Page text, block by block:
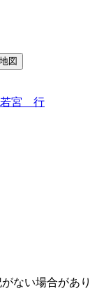
地図
若宮 行
ない場合があり